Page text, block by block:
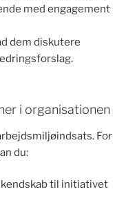
med engagement
dem diskutere
i organisationen
For
du:
til initiativet